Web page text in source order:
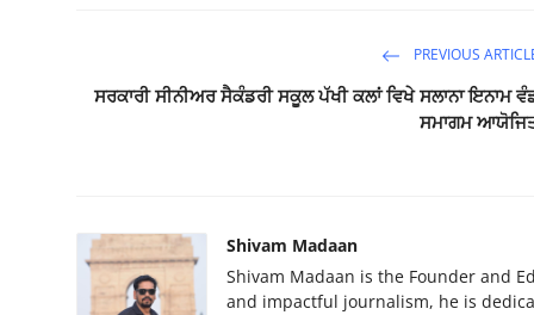
PREVIOUS
ਸਰਕਾਰੀ ਸੀਨੀਅਰ ਸੈਕੰਡਰੀ ਸਕੂਲ ਪੱਖੀ ਕਲਾਂ ਵਿਖੇ ਸਲਾਨਾ ਇਨਾਮ
ਸਮਾਗਮ
Shivam Madaan
Shivam Madaan is the Founder and
and impactful journalism, he is